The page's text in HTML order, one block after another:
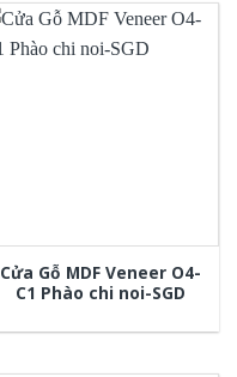
Cửa Gỗ MDF Veneer O4-
C1 Phào chi noi-SGD